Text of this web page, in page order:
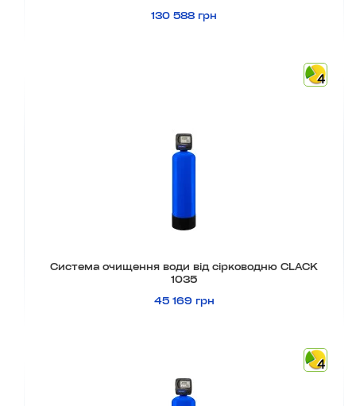
130 588 грн
4
Система очищення води від сірководню CLACK
1035
45 169 грн
4